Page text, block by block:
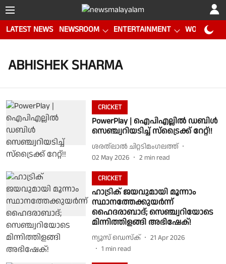
LATEST NEWS NEWSROOM ENTERTAINMENT WORLD CUP
ABHISHEK SHARMA
CRICKET
PowerPlay | ഐപിഎല്ലിൽ ഡബിൾ
സെഞ്ച്വറിയടിച്ച് സ്ട്രൈക്ക് റേറ്റ്!!
ശരത്‌ലാൽ ചിറ്റടിമംഗലത്ത്
02 May 2026
2 min read
CRICKET
ഹാട്രിക് ജയവുമായി മൂന്നാം
സ്ഥാനത്തേക്കുയർന്ന്
ഹൈദരാബാദ്; സെഞ്ച്വറിയോടെ
മിന്നിത്തിളങ്ങി അഭിഷേക്!
ന്യൂസ് ഡെസ്ക്
21 Apr 2026
1 min read